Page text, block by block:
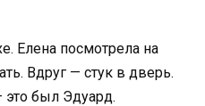
Елена посмотрела на
Вдруг — стук в дверь.
был Эдуард.